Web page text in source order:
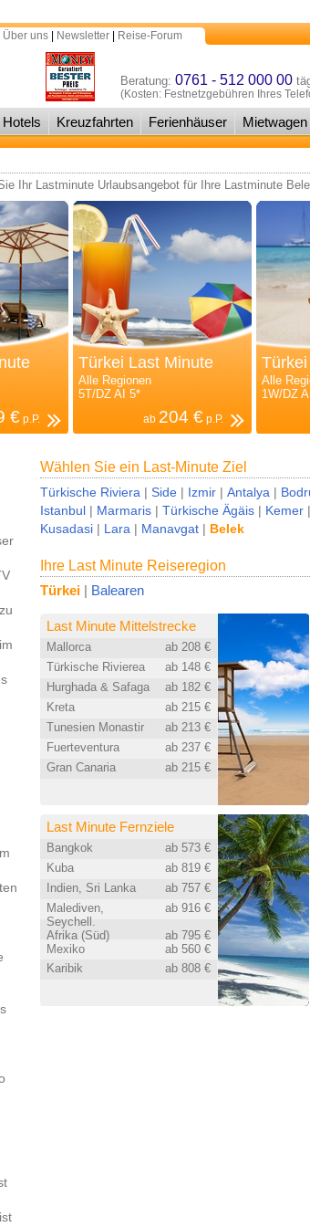
Über uns Newsletter Reise-Forum
Beratung: 0761 - 512 000 00
(Kosten: Festnetzgebühren Ihres
Hotels Kreuzfahrten Ferienhäuser Mietwagen
Ihr Lastminute Urlaubsangebot für Ihre Lastminute
€ p.P.
Türkei Last Minute
Alle Regionen
5T/DZ AI 5*
ab 204 € p.P.
Alle
1W/DZ
Wählen Sie ein Last-Minute Ziel
Türkische Riviera | Side | Izmir | Antalya |
Istanbul | Marmaris | Türkische Ägäis | Kemer |
Kusadasi | Lara | Manavgat | Belek
Ihre Last Minute Reiseregion
Türkei | Balearen
Last Minute Mittelstrecke
Mallorca
ab 208 €
Türkische Rivierea
ab 148 €
Hurghada & Safaga
ab 182 €
Kreta
ab 215 €
Tunesien Monastir
ab 213 €
Fuerteventura
ab 237 €
Gran Canaria
ab 215 €
Last Minute Fernziele
Bangkok
ab 573 €
Kuba
ab 819 €
Indien, Sri Lanka
ab 757 €
Malediven,
Seychell.
ab 916 €
Afrika (Süd)
ab 795 €
Mexiko
ab 560 €
Karibik
ab 808 €